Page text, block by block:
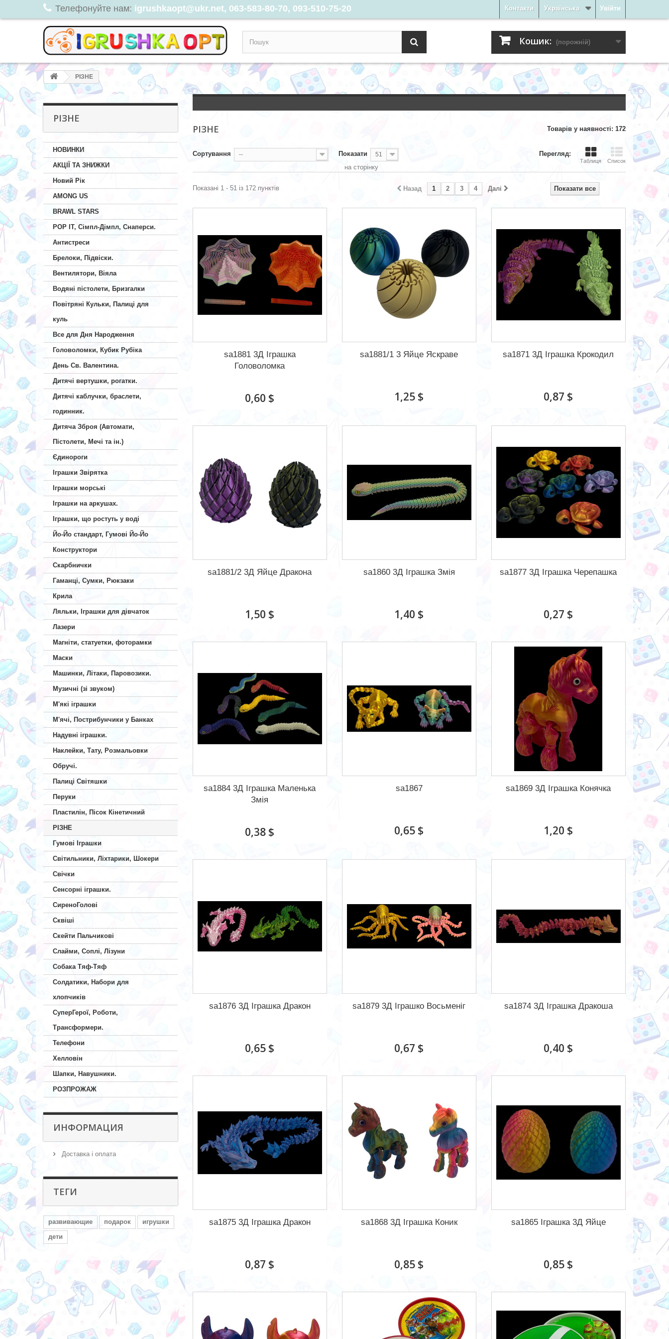
Увійти
Українська
Контакти
Телефонуйте нам: igrushkaopt@ukr.net, 063-583-80-70, 093-510-75-20
Кошик: (порожній)
РІЗНЕ
РІЗНЕ
НОВИНКИ
АКЦІЇ ТА ЗНИЖКИ
Новий Рік
AMONG US
BRAWL STARS
POP IT, Сімпл-Дімпл, Снаперси.
Антистреси
Брелоки, Підвіски.
Вентилятори, Віяла
Водяні пістолети, Бризгалки
Повітряні Кульки, Палиці для
куль
Все для Дня Народження
Головоломки, Кубик Рубіка
День Св. Валентина.
Дитячі вертушки, рогатки.
Дитячі каблучки, браслети,
годинник.
Дитяча Зброя (Автомати,
Пістолети, Мечі та ін.)
Єдинороги
Іграшки Звірятка
Іграшки морські
Іграшки на аркушах.
Іграшки, що ростуть у воді
Йо-Йо стандарт, Гумові Йо-Йо
Конструктори
Скарбнички
Гаманці, Сумки, Рюкзаки
Крила
Ляльки, Іграшки для дівчаток
Лазери
Магніти, статуетки, фоторамки
Маски
Машинки, Літаки, Паровозики.
Музичні (зі звуком)
М'які іграшки
М'ячі, Пострибунчики у Банках
Надувні іграшки.
Наклейки, Тату, Розмальовки
Обручі.
Палиці Світяшки
Перуки
Пластилін, Пісок Кінетичний
РІЗНЕ
Гумові Іграшки
Світильники, Ліхтарики, Шокери
Свічки
Сенсорні іграшки.
СиреноГолові
Сквіші
Скейти Пальчикові
Слайми, Соплі, Лізуни
Собака Тяф-Тяф
Солдатики, Набори для
хлопчиків
СуперГерої, Роботи,
Трансформери.
Телефони
Хелловін
Шапки, Навушники.
РОЗПРОЖАЖ
ИНФОРМАЦИЯ
Доставка і оплата
ТЕГИ
развивающие подарок
игрушки
дети
РІЗНЕ Товарів у наявності: 172
Перегляд:
Таблиця Список
Сортування -- Показати 51
на сторінку
Показати все
Назад 1 2 3 4 Далі
Показані 1 - 51 із 172 пунктів
sa1881 3Д Іграшка
Головоломка
0,60 $
sa1881/1 3 Яйце Яскраве
1,25 $
sa1871 3Д Іграшка Крокодил
0,87 $
sa1881/2 3Д Яйце Дракона
1,50 $
sa1860 3Д Іграшка Змія
1,40 $
sa1877 3Д Іграшка Черепашка
0,27 $
sa1884 3Д Іграшка Маленька
Змія
0,38 $
sa1867
0,65 $
sa1869 3Д Іграшка Конячка
1,20 $
sa1876 3Д Іграшка Дракон
0,65 $
sa1879 3Д Іграшко Восьменіг
0,67 $
sa1874 3Д Іграшка Дракоша
0,40 $
sa1875 3Д Іграшка Дракон
0,87 $
sa1868 3Д Іграшка Коник
0,85 $
sa1865 Іграшка 3Д Яйце
0,85 $